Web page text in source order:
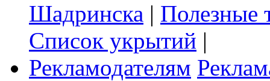
Шадринска | Полезные
Список укрытий |
Рекламодателям